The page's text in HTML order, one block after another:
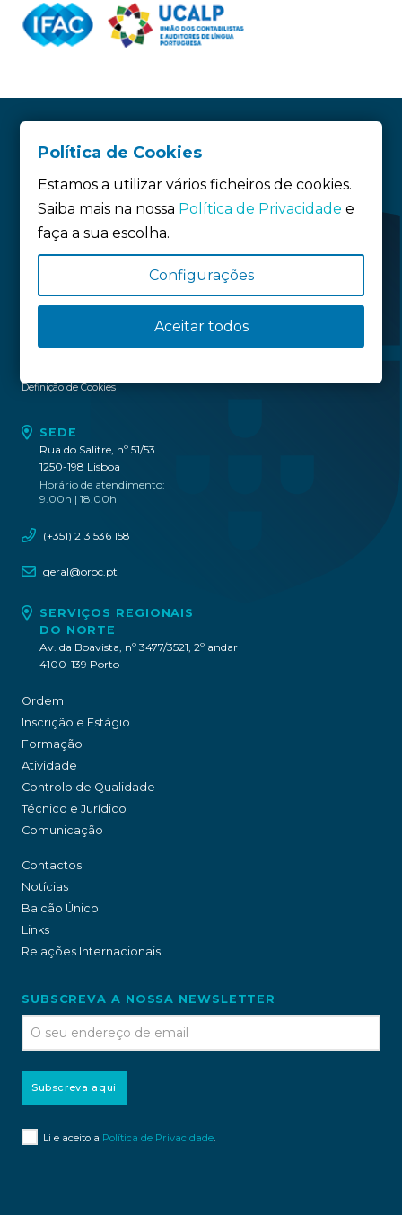
Siga-nos:
Definição de Cookies
SEDE
Rua do Salitre, nº 51/53
1250-198 Lisboa
Horário de atendimento:
9.00h | 18.00h
(+351) 213 536 158
geral@oroc.pt
SERVIÇOS REGIONAIS
DO NORTE
Av. da Boavista, nº 3477/3521, 2º andar
4100-139 Porto
Ordem
Inscrição e Estágio
Formação
Atividade
Controlo de Qualidade
Técnico e Jurídico
Comunicação
Contactos
Notícias
Balcão Único
Links
Relações Internacionais
SUBSCREVA A NOSSA NEWSLETTER
Subscreva aqui
Li e aceito a Política de Privacidade.
Política de Cookies
Estamos a utilizar vários ficheiros de cookies.
Saiba mais na nossa Política de Privacidade e
faça a sua escolha.
Configurações
Aceitar todos